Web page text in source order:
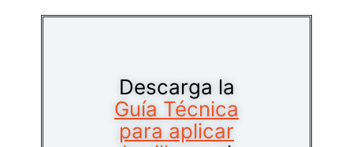
Descarga la
Guía Técnica
para aplicar